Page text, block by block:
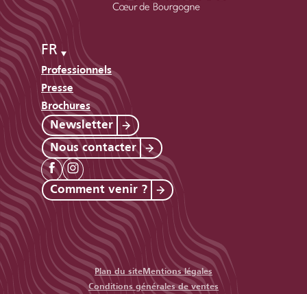
FR
Professionnels
Presse
Brochures
Newsletter
Nous contacter
Comment venir ?
Plan du site Mentions légales
Conditions générales de ventes